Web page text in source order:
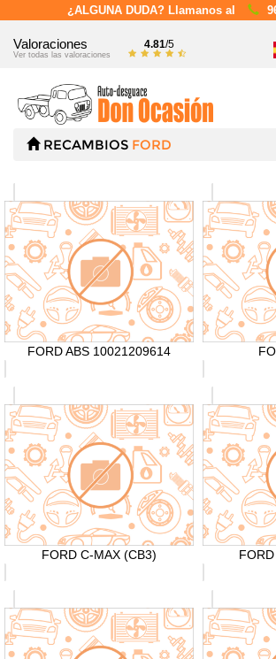
¿ALGUNA DUDA? Llamanos al
Valoraciones
Ver todas las valoraciones
4.81/5
RECAMBIOS FORD
FORD ABS 10021209614
FORD C-MAX (CB3)